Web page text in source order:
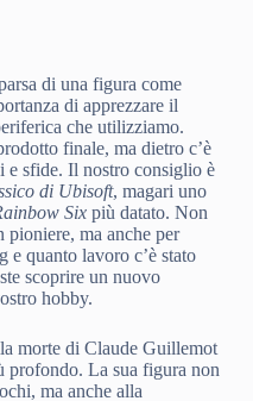
di una figura come
di apprezzare il
che utilizziamo.
finale, ma dietro c’è
e sfide. Il nostro consiglio è
di Ubisoft, magari uno
Sixpiù datato. Non
pioniere, ma anche per
e quanto lavoro c’è stato
scoprire un nuovo
hobby.
morte di Claude Guillemot
profondo. La sua figura non
ma anche alla